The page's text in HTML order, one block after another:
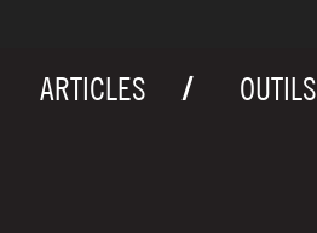
ARTICLES OUTILS